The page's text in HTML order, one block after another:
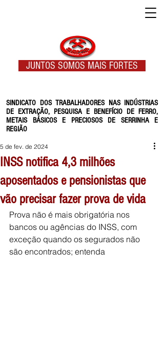
SINDICATO DOS TRABALHADORES NAS INDÚSTRIAS
DE EXTRAÇÃO, PESQUISA E BENEFÍCIO DE FERRO,
METAIS BÁSICOS E PRECIOSOS DE SERRINHA E
REGIÃO
JUNTOS SOMOS MAIS FORTES
INSS notifica 4,3 milhões
aposentados e pensionistas que
vão precisar fazer prova de vida
5 de fev. de 2024
Prova não é mais obrigatória nos
bancos ou agências do INSS, com
exceção quando os segurados não
são encontrados; entenda